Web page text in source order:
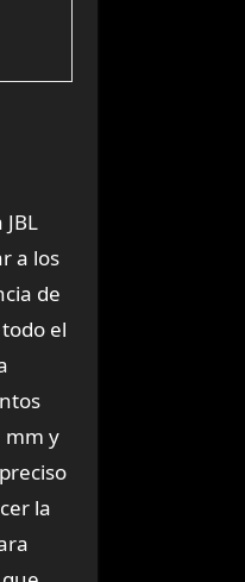
a los
de
el
mm y
la